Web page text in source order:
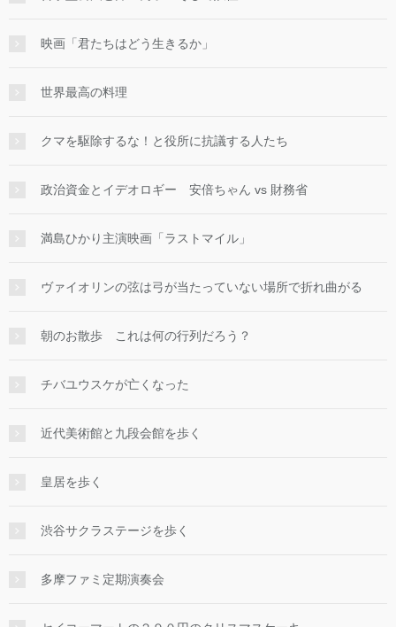
映画「君たちはどう生きるか」
世界最高の料理
クマを駆除するな！と役所に抗議する人たち
政治資金とイデオロギー 安倍ちゃん vs 財務省
満島ひかり主演映画「ラストマイル」
ヴァイオリンの弦は弓が当たっていない場所で折れ曲がる
朝のお散歩 これは何の行列だろう？
チバユウスケが亡くなった
近代美術館と九段会館を歩く
皇居を歩く
渋谷サクラステージを歩く
多摩ファミ定期演奏会